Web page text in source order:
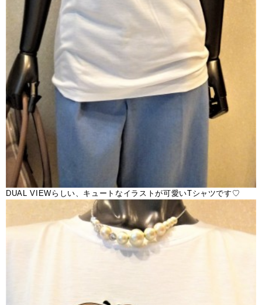
DUAL VIEWらしい、キュートなイラストが可愛いTシャツです♡